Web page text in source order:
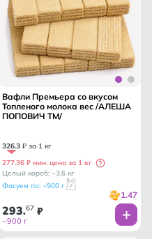
Вафли Премьера со вкусом
Топленого молока вес /АЛЕША
ПОПОВИЧ ТМ/
326.3 ₽ за 1 кг
277.36 ₽ мин. цена за 1 кг
Целый короб: ~3.6 кг
Фасуем по: ~900 г
1.47
293.67 ₽
~900 г